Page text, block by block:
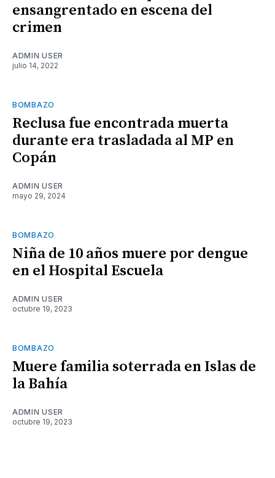
ensangrentado en escena del
crimen
ADMIN USER
julio 14, 2022
BOMBAZO
Reclusa fue encontrada muerta
durante era trasladada al MP en
Copán
ADMIN USER
mayo 29, 2024
BOMBAZO
Niña de 10 años muere por dengue
en el Hospital Escuela
ADMIN USER
octubre 19, 2023
BOMBAZO
Muere familia soterrada en Islas de
la Bahía
ADMIN USER
octubre 19, 2023